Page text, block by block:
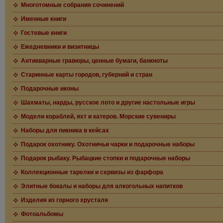
Многотомные собрания сочинений
Именные книги
Гостевые книги
Ежедневники и визитницы
Антикварные гравюры, ценные бумаги, банкноты
Старинные карты городов, губерний и стран
Подарочные иконы
Шахматы, нарды, русское лото и другие настольные игры
Модели кораблей, яхт и катеров. Морские сувениры
Наборы для пикника в кейсах
Подарок охотнику. Охотничьи чарки и подарочные наборы
Подарок рыбаку. Рыбацкие стопки и подарочные наборы
Коллекционные тарелки и сервизы из фарфора
Элитные бокалы и наборы для алкогольных напитков
Изделия из горного хрусталя
Фотоальбомы